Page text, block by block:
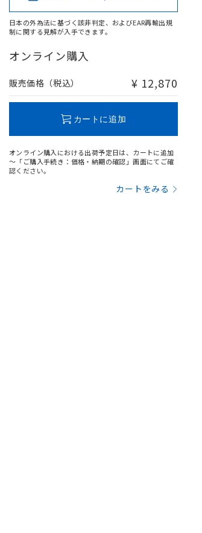
日本の外為法に基づく該非判定、およびEAR再輸出規
制に関する見解が入手できます。
オンライン購入
販売価格（税込） ¥ 12,870
カートに追加
オンライン購入における出荷予定日は、カートに追加
～「ご購入手続き：価格・納期の確認」画面にてご確
認ください。
カートをみる